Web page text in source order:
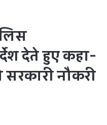
देते हुए कहा-
नौकरी